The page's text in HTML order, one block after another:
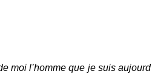
moi l’homme que je suis